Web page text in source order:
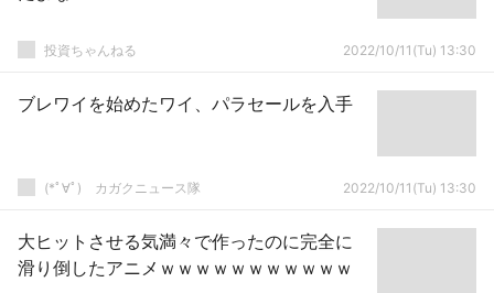
投資ちゃんねる 2022/10/11(Tu) 13:30
ブレワイを始めたワイ、パラセールを入手
(*ﾟ∀ﾟ)ゞカガクニュース隊 2022/10/11(Tu) 13:30
大ヒットさせる気満々で作ったのに完全に
滑り倒したアニメｗｗｗｗｗｗｗｗｗｗｗ